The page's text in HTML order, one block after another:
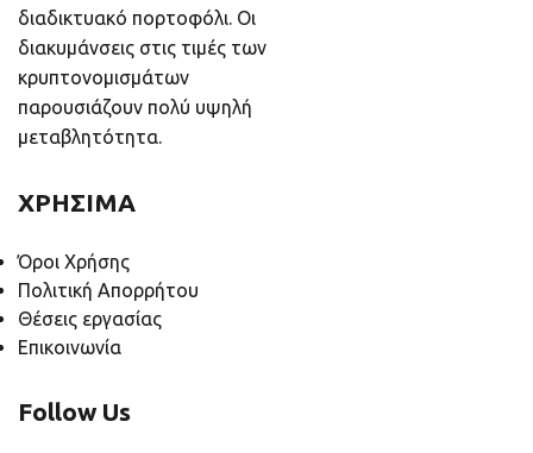
διαδικτυακό πορτοφόλι. Οι
διακυμάνσεις στις τιμές των
κρυπτονομισμάτων
παρουσιάζουν πολύ υψηλή
μεταβλητότητα.
ΧΡΗΣΙΜΑ
Όροι Χρήσης
Πολιτική Απορρήτου
Θέσεις εργασίας
Επικοινωνία
Follow Us